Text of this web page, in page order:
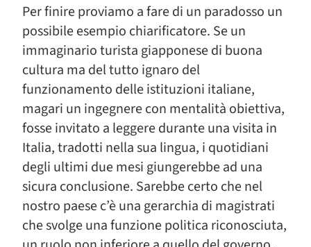
Per finire proviamo a fare di un paradosso un
possibile esempio chiarificatore. Se un
immaginario turista giapponese di buona
cultura ma del tutto ignaro del
funzionamento delle istituzioni italiane,
magari un ingegnere con mentalità obiettiva,
fosse invitato a leggere durante una visita in
Italia, tradotti nella sua lingua, i quotidiani
degli ultimi due mesi giungerebbe ad una
sicura conclusione. Sarebbe certo che nel
nostro paese c’è una gerarchia di magistrati
che svolge una funzione politica riconosciuta,